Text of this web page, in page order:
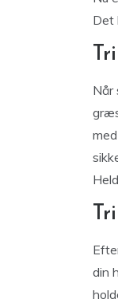
Det
Når
din